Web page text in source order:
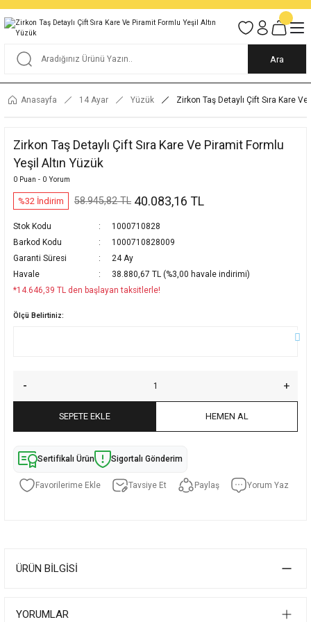
Tüm Alışverişlerde KARGO BEDAVA
Garantili Ve Sigortalı Kargo
Ankara İçi Elden Teslimat İmkanı
24/7 Müşteri Destek Hizmeti
40 Yıllık Güvenin Adresi
Ara
Anasayfa 14 Ayar Yüzük Zirkon Taş Detaylı Çift Sıra Kare
Zirkon Taş Detaylı Çift Sıra Kare Ve Piramit Formlu
Yeşil Altın Yüzük
0 Puan - 0 Yorum
%32 İndirim 58.945,82 TL 40.083,16 TL
Stok Kodu
1000710828
Barkod Kodu
1000710828009
Garanti Süresi
24 Ay
Havale
38.880,67 TL (%3,00 havale indirimi)
*14.646,39 TL den başlayan taksitlerle!
Ölçü Belirtiniz:
SEPETE EKLE HEMEN AL
Sertifikalı Ürün Sigortalı Gönderim
Tavsiye Et Paylaş Yorum Yaz
ÜRÜN BILGISI
YORUMLAR